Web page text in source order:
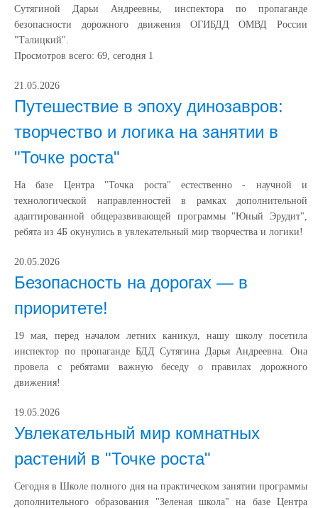
Сутягиной Дарьи Андреевны, инспектора по пропаганде
безопасности дорожного движения ОГИБДД ОМВД России
"Талицкий".
Просмотров всего: 69, сегодня 1
21.05.2026
Путешествие в эпоху динозавров:
творчество и логика на занятии в
"Точке роста"
На базе Центра "Точка роста" естественно - научной и
технологической направленностей в рамках дополнительной
адаптированной общеразвивающей программы "Юный Эрудит",
ребята из 4Б окунулись в увлекательный мир творчества и логики!
20.05.2026
Безопасность на дорогах — в
приоритете!
19 мая, перед началом летних каникул, нашу школу посетила
инспектор по пропаганде БДД Сутягина Дарья Андреевна. Она
провела с ребятами важную беседу о правилах дорожного
движения!
19.05.2026
Увлекательный мир комнатных
растений в "Точке роста"
Сегодня в Школе полного дня на практическом занятии программы
дополнительного образования "Зеленая школа" на базе Центра